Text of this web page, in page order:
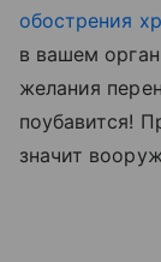
обострения
в вашем
желания
поубавится!
значит